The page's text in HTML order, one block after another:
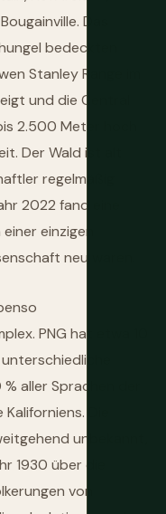
Das
bedeckten
Stanley Range im
und die Central
2.500 Meter hoch
Der Wald ist alt
regelmäßig
2022 fand eine
einzigen
neu waren.
PNG hat etwa 10
aller Sprachen der
Die
unbekannt,
1930 über die
von